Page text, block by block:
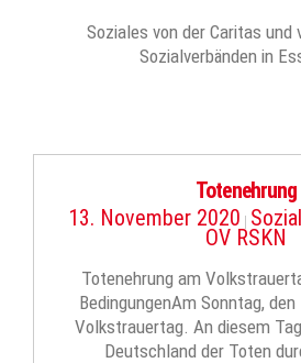
Soziales von der Caritas und
Sozialverbänden in
Totenehrung
13. November 2020 |
OV RSKN
Totenehrung am
BedingungenAm Sonntag,
Volkstrauertag. An diesem
Deutschland der Toten